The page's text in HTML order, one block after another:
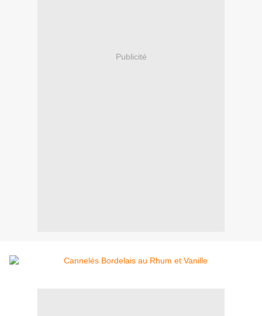
Publicité